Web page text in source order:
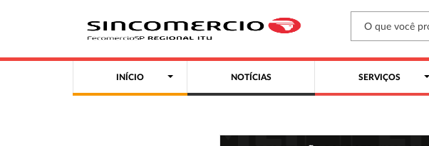
INÍCIO NOTÍCIAS SERVIÇOS